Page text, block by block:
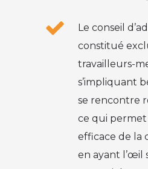
Le conseil
constitué
travailleurs-
s’impliquant
se rencontre
ce qui
efficace de la
en ayant l’œil